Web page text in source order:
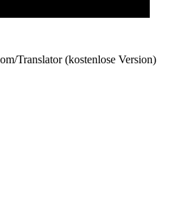
Translator (kostenlose Version)